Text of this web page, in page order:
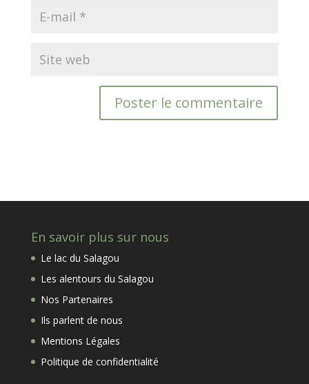
En savoir plus sur nous
Le lac du Salagou
Les alentours du Salagou
Nos Partenaires
Ils parlent de nous
Mentions Légales
Politique de confidentialité